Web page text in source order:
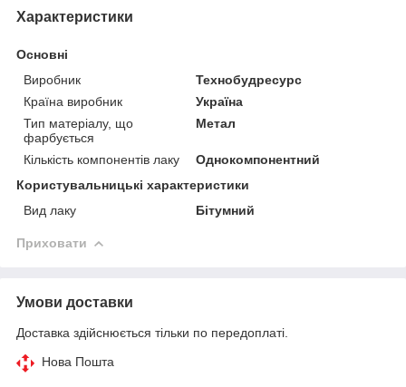
Характеристики
Основні
Виробник
Технобудресурс
Країна виробник
Україна
Тип матеріалу, що
фарбується
Метал
Кількість компонентів лаку
Однокомпонентний
Користувальницькі характеристики
Вид лаку
Бітумний
Приховати
Умови доставки
Доставка здійснюється тільки по передоплаті.
Нова Пошта